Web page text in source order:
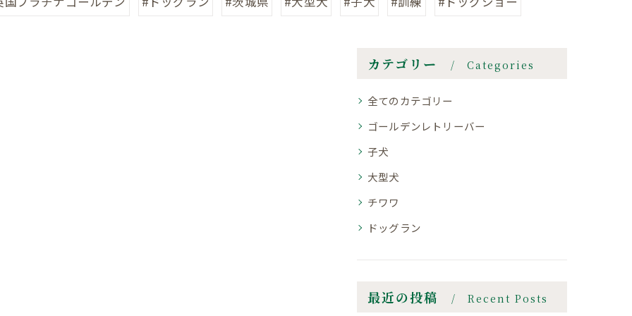
カテゴリー Categories
全てのカテゴリー
ゴールデンレトリーバー
子犬
大型犬
チワワ
ドッグラン
最近の投稿 Recent Posts